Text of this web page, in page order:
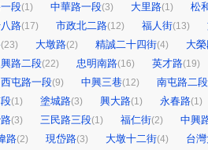
段(1) 中華路一段(3) 大里路(1) 松
路(17) 市政北二路(12) 福人街(13)
(23) 大墩路(2) 精誠二十四街(4) 大
路二段(22) 忠明南路(16) 英才路(19)
西屯路一段(9) 中興三巷(12) 南屯路二段
(1) 塗城路(3) 興大路(1) 永春路(1)
(3) 三民路三段(1) 福仁街(2) 中興
路(2) 現岱路(3) 大墩十二街(4) 台